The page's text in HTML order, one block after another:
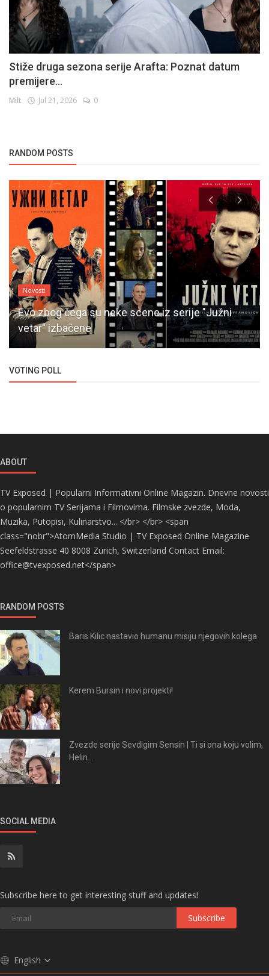
Stiže druga sezona serije Arafta: Poznat datum
premijere...
Milt Jul 21, 2026 0
RANDOM POSTS
Novosti
Evo zbog čega su neke scene iz serije "Južni
vetar" izbačene
VOTING POLL
ABOUT
TV Exposed | Popularni Informativni Online Magazin. Dnevne novosti
o popularnim TV Serijama i Filmovima. Filmske zvezde, Moda,
Muzika, Putopisi, Kulinarstvo... </br> </br> <span
class="nobr">AtomMedia Studio | TV Exposed Online Magazine
Seefeldstrasse 40 8008 Zürich, Switzerland Contact Email:
office@tvexposed.net</span>
RANDOM POSTS
Baris Kilic nastavio humanu misiju njegovih kolega
Kerem Bursin i novi projekti!
Zvezde serije Sevdigim Sensin | Ti si ona koju volim,
Helin...
SOCIAL MEDIA
Subscribe here to get interesting stuff and updates!
Subscribe
English